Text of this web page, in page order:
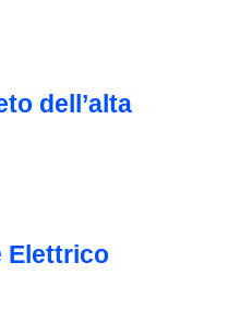
dell’alta
Elettrico